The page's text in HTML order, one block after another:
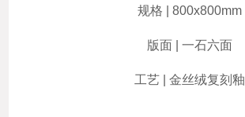
规格 | 800x800mm
版面 | 一石六面
工艺 | 金丝绒复刻釉